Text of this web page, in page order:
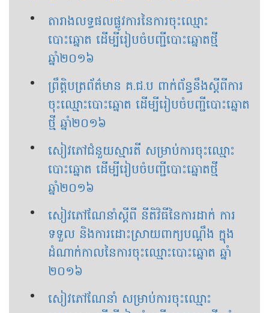
តារាងលទ្ធផលផ្លូវការនៃការចុះឈ្មោះ
បោះឆ្នោត ដើម្បី​រៀប​ចំ​បញ្ជី​បោះ​ឆ្នោត​ថ្មី
ឆ្នាំ២០១៦
ព្រឹត្តិបត្រព័ត៌មាន គ.ជ.ប ពាក់ព័ន្ធ​នឹង​ស្ដីពី​ការ
ចុះឈ្មោះ​បោះ​ឆ្នោត ដើម្បី​រៀបចំបញ្ជី​បោះ​ឆ្នោត​
ថ្មី ឆ្នាំ​២០១៦
សៀវភៅជំនួយស្មារតី សម្រាប់ការចុះឈ្មោះ
បោះឆ្នោត ដើម្បីរៀបចំបញ្ជីបោះឆ្នោតថ្មី
ឆ្នាំ២០១៦
សៀវភៅណែនាំ​ស្ដីពី នីតិវិធីនៃការ​ដាក់ ការ​
ទទួល និង​ការ​ដោះ​ស្រាយ​ពាក្យ​បណ្ដឹង ក្នុង​
ដំណាក់កាល​នៃ​ការ​ចុះ​ឈ្មោះ​បោះ​ឆ្នោត ឆ្នាំ​
២០១៦
សៀវភៅណែនាំ សម្រាប់​​​ការ​​ចុះ​ឈ្មោះ